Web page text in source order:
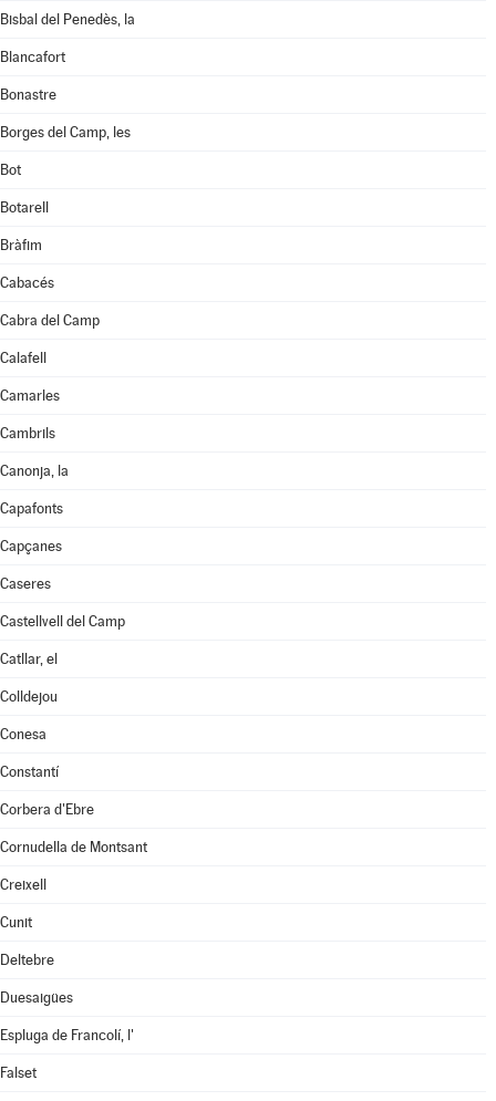
Bisbal del Penedès, la
Blancafort
Bonastre
Borges del Camp, les
Bot
Botarell
Bràfim
Cabacés
Cabra del Camp
Calafell
Camarles
Cambrils
Canonja, la
Capafonts
Capçanes
Caseres
Castellvell del Camp
Catllar, el
Colldejou
Conesa
Constantí
Corbera d'Ebre
Cornudella de Montsant
Creixell
Cunit
Deltebre
Duesaigües
Espluga de Francolí, l'
Falset